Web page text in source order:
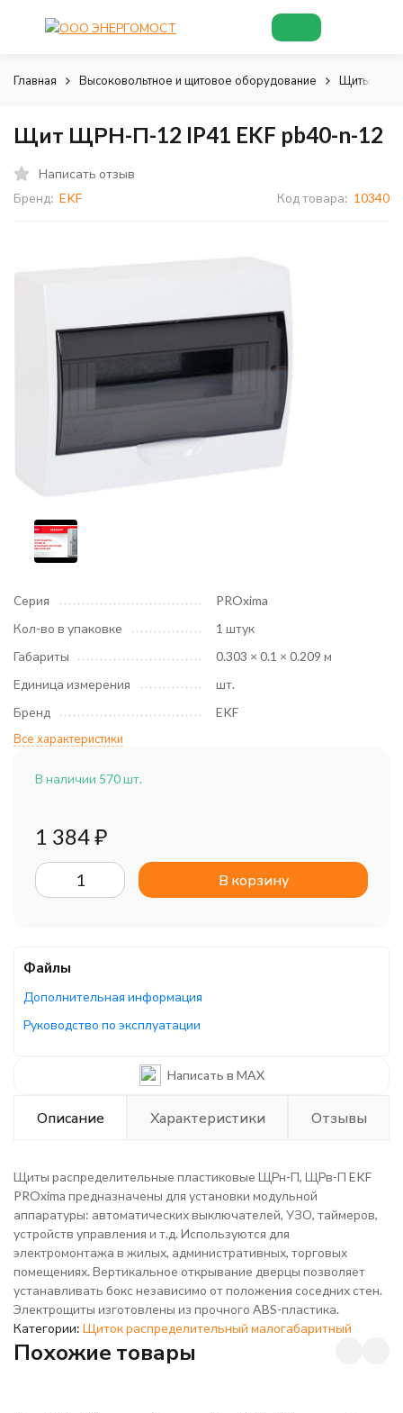
Главная Высоковольтное и щитовое оборудование Щиты и
Щит ЩРН-П-12 IP41 EKF pb40-n-12
Написать отзыв
Бренд: EKF Код товара: 10340
Серия
PROxima
Кол-во в упаковке
1 штук
Габариты
0.303 × 0.1 × 0.209 м
Единица измерения
шт.
Бренд
EKF
Все характеристики
В наличии 570 шт.
1 384₽
В корзину
Файлы
Дополнительная информация
Руководство по эксплуатации
Написать в MAX
Описание Характеристики Отзывы
Щиты распределительные пластиковые ЩРн-П, ЩРв-П EKF
PROxima предназначены для установки модульной
аппаратуры: автоматических выключателей, УЗО, таймеров,
устройств управления и т.д. Используются для
электромонтажа в жилых, административных, торговых
помещениях. Вертикальное открывание дверцы позволяет
устанавливать бокс независимо от положения соседних стен.
Электрощиты изготовлены из прочного ABS-пластика.
Категории: Щиток распределительный малогабаритный
Похожие товары